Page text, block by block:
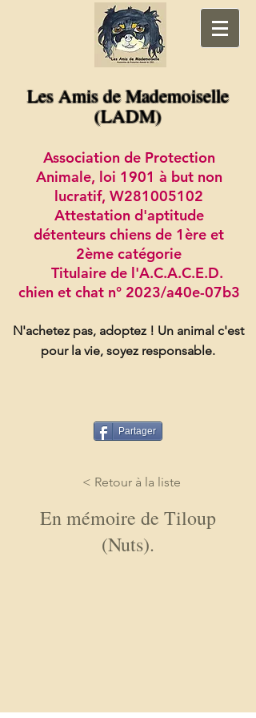
Les Amis de Mademoiselle
(LADM)
Association de Protection
Animale, loi 1901 à but non
lucratif, W281005102
Attestation d'aptitude
détenteurs chiens de 1ère et
2ème catégorie
Titulaire de l'A.C.A.C.E.D.
chien et chat n° 2023/a40e-07b3
N'achetez pas, adoptez ! Un animal c'est
pour la vie, soyez responsable.
Partager
< Retour à la liste
En mémoire de Tiloup
(Nuts).